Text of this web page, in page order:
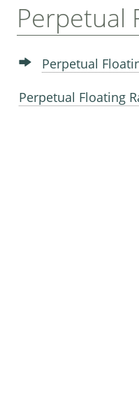
Perpetual
Perpetual
Perpetual Floating